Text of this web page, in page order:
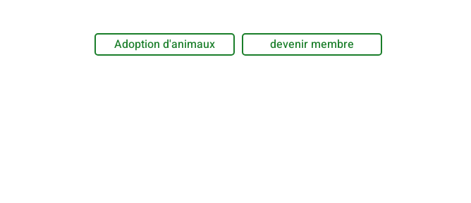
devenir membre
Adoption d'animaux